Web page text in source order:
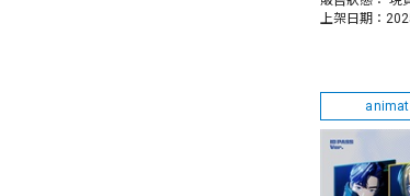
上架日期：